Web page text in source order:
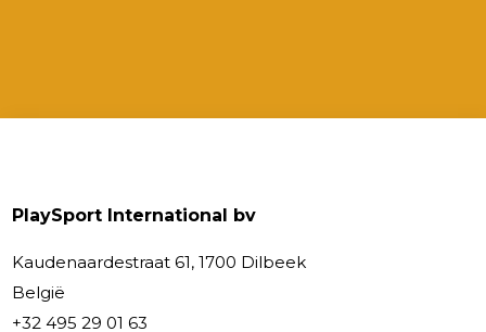
PlaySport International bv
Kaudenaardestraat 61, 1700 Dilbeek
België
+32 495 29 01 63